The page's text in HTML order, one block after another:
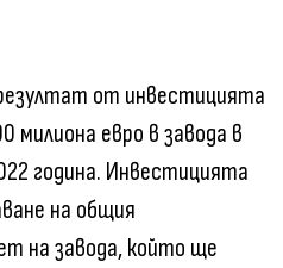
от инвестицията
милиона евро в завода в
година. Инвестицията
на общия
на завода, който ще